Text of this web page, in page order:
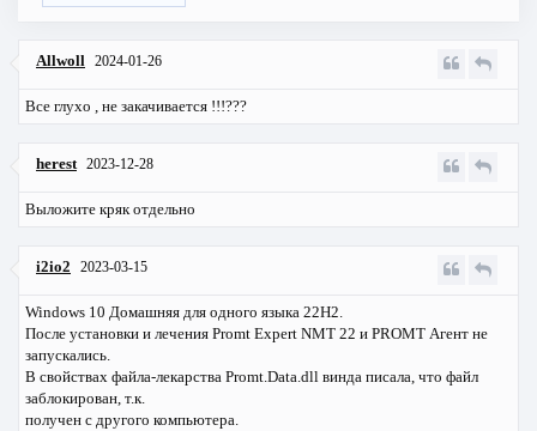
Allwoll 2024-01-26
Все глухо , не закачивается !!!???
herest 2023-12-28
Выложите кряк отдельно
i2io2 2023-03-15
Windows 10 Домашняя для одного языка 22H2.
После установки и лечения Promt Expert NMT 22 и PROMT Агент не
запускались.
В свойствах файла-лекарства Promt.Data.dll винда писала, что файл
заблокирован, т.к.
получен с другого компьютера.